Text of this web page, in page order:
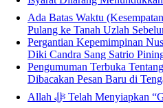
Ada Batas Waktu
Pulang ke Tanah Uzlah
Pergantian Kepemimpinan
Diki Candra Sang Satrio
Pengumuman Terbuka
Dibacakan Pesan Baru di
Allah ﷻ Telah Menyiapkan “Gua Ashabul Kahfi” Akhir Zaman